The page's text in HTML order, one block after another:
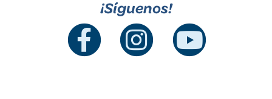
¡Síguenos!